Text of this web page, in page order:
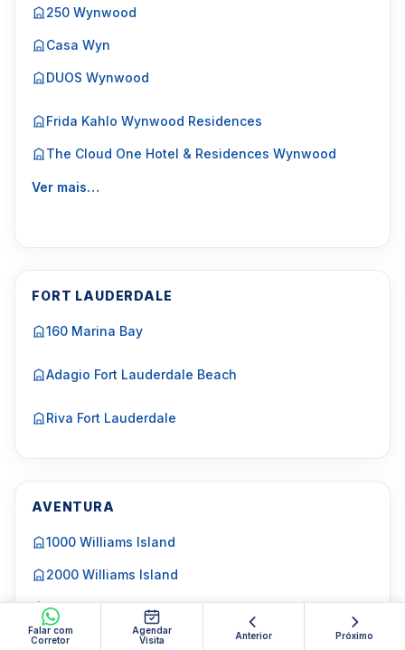
Falar com
Corretor
Agendar
Visita
Anterior Próximo
250 Wynwood
Casa Wyn
DUOS Wynwood
Frida Kahlo Wynwood Residences
The Cloud One Hotel & Residences Wynwood
Ver mais…
FORT LAUDERDALE
160 Marina Bay
Adagio Fort Lauderdale Beach
Riva Fort Lauderdale
AVENTURA
1000 Williams Island
2000 Williams Island
3000 Williams Island
4000 Williams Island